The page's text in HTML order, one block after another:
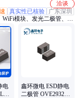
洽谈
真实性已核验
广东深圳
模块、发光二极管、贴
块、MOS管、无线模块、
管、rtl8188、rtl8189、4g
功耗芯片模块、4g通信模
电
鑫环微电 ESD静电
二极管 OVE2932R1